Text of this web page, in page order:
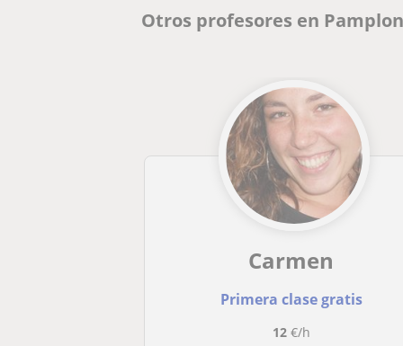
Otros profesores en
Carmen
Primera clase gratis
12€/h